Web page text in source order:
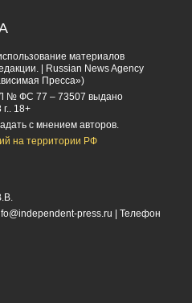
материалов
| Russian News Agency
Пресса»)
№ ФС 77 – 73507 выдано
18+
с мнением авторов.
на территории РФ
press.ru | Телефон